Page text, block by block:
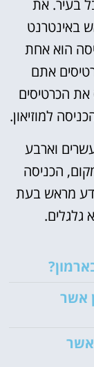
בעיר. את
באינטרנט
הוא אחת
אתם
את הכרטיסים
למוזיאון.
וארבע
הכניסה
מראש בעת
גלגלים.
אשר
אשר